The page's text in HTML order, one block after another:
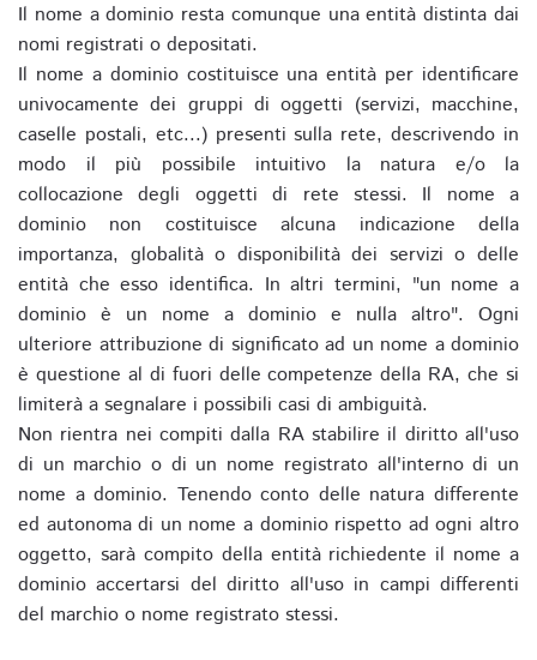
Il nome a dominio resta comunque una entità distinta dai
nomi registrati o depositati.
Il nome a dominio costituisce una entità per identificare
univocamente dei gruppi di oggetti (servizi, macchine,
caselle postali, etc...) presenti sulla rete, descrivendo in
modo il più possibile intuitivo la natura e/o la
collocazione degli oggetti di rete stessi. Il nome a
dominio non costituisce alcuna indicazione della
importanza, globalità o disponibilità dei servizi o delle
entità che esso identifica. In altri termini, "un nome a
dominio è un nome a dominio e nulla altro". Ogni
ulteriore attribuzione di significato ad un nome a dominio
è questione al di fuori delle competenze della RA, che si
limiterà a segnalare i possibili casi di ambiguità.
Non rientra nei compiti dalla RA stabilire il diritto all'uso
di un marchio o di un nome registrato all'interno di un
nome a dominio. Tenendo conto delle natura differente
ed autonoma di un nome a dominio rispetto ad ogni altro
oggetto, sarà compito della entità richiedente il nome a
dominio accertarsi del diritto all'uso in campi differenti
del marchio o nome registrato stessi.